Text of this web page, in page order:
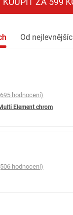
Od
hodnocení)
Element chrom
hodnocení)